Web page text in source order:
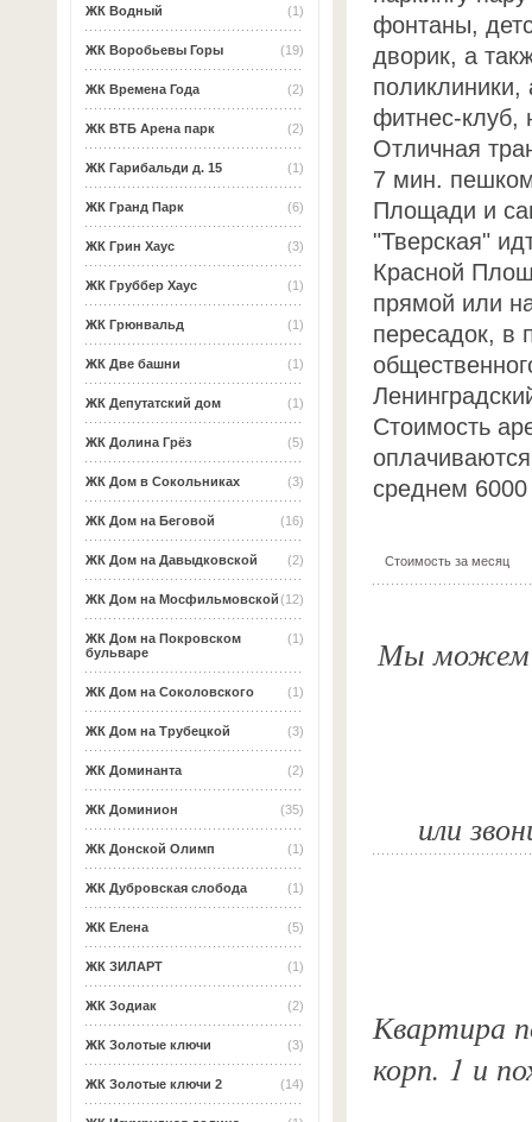
(1)
ЖК Водный
(19)
ЖК Воробьевы Горы
(2)
ЖК Времена Года
(2)
ЖК ВТБ Арена парк
(1)
ЖК Гарибальди д. 15
(6)
ЖК Гранд Парк
(3)
ЖК Грин Хаус
(1)
ЖК Груббер Хаус
(1)
ЖК Грюнвальд
(1)
ЖК Две башни
(1)
ЖК Депутатский дом
(5)
ЖК Долина Грёз
(3)
ЖК Дом в Сокольниках
(16)
ЖК Дом на Беговой
(2)
ЖК Дом на Давыдковской
(12)
ЖК Дом на Мосфильмовской
(1)
ЖК Дом на Покровском
бульваре
(1)
ЖК Дом на Соколовского
(3)
ЖК Дом на Трубецкой
(2)
ЖК Доминанта
(35)
ЖК Доминион
(1)
ЖК Донской Олимп
(1)
ЖК Дубровская слобода
(5)
ЖК Елена
(1)
ЖК ЗИЛАРТ
(2)
ЖК Зодиак
(3)
ЖК Золотые ключи
(14)
ЖК Золотые ключи 2
фонтаны,
дворик, а
фитнес-клуб,
Отличная
7 мин.
Площади и
"Тверская"
Красной
прямой или
пересадок, в
Стоимость
среднем
Стоимость за месяц
Мы можем
или
Квартира
корп. 1 и